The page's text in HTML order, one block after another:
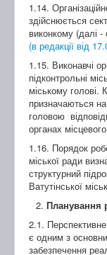
1.14.
здійснюється
виконкому (далі -
(в редакції від
1.15. Виконавчі
підконтрольні
міському голові.
призначаються
головою
органах
1.16. Порядок
міської ради
структурний
Ватутінської
Планування
2.1.
є одним з
забезпечення